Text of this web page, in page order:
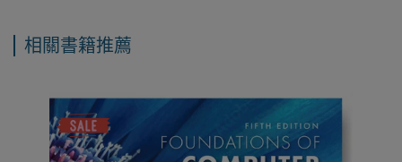
相關書籍推薦